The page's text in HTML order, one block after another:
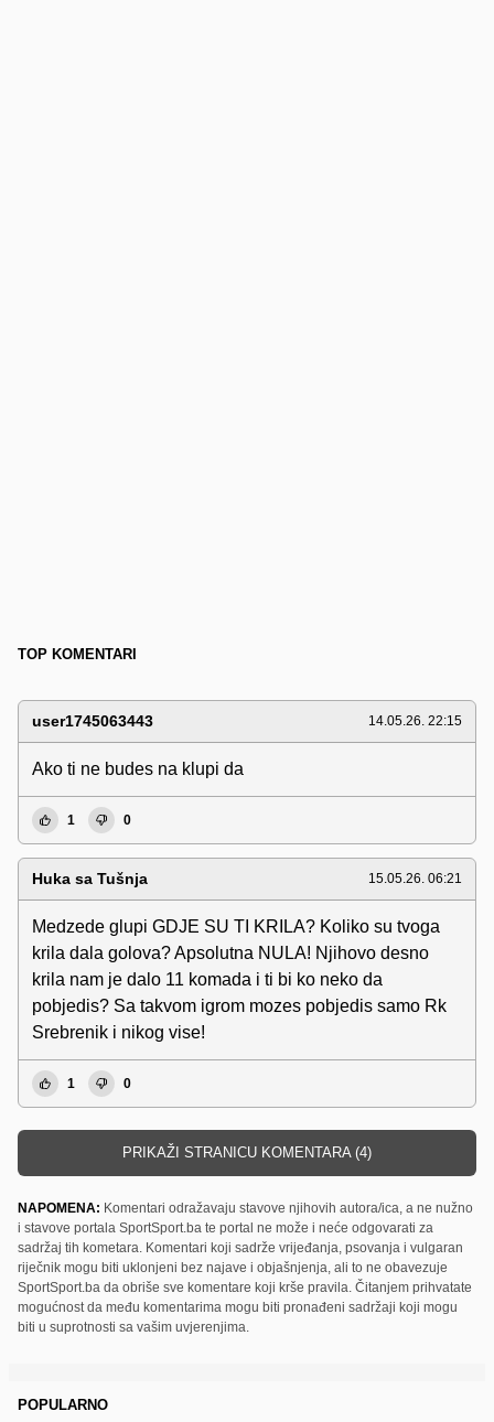
TOP KOMENTARI
user1745063443 14.05.26. 22:15
Ako ti ne budes na klupi da
1 0
Huka sa Tušnja 15.05.26. 06:21
Medzede glupi GDJE SU TI KRILA? Koliko su tvoga
krila dala golova? Apsolutna NULA! Njihovo desno
krila nam je dalo 11 komada i ti bi ko neko da
pobjedis? Sa takvom igrom mozes pobjedis samo Rk
Srebrenik i nikog vise!
1 0
PRIKAŽI STRANICU KOMENTARA (4)
NAPOMENA: Komentari odražavaju stavove njihovih autora/ica, a ne nužno
i stavove portala SportSport.ba te portal ne može i neće odgovarati za
sadržaj tih kometara. Komentari koji sadrže vrijeđanja, psovanja i vulgaran
riječnik mogu biti uklonjeni bez najave i objašnjenja, ali to ne obavezuje
SportSport.ba da obriše sve komentare koji krše pravila. Čitanjem prihvatate
mogućnost da među komentarima mogu biti pronađeni sadržaji koji mogu
biti u suprotnosti sa vašim uvjerenjima.
POPULARNO